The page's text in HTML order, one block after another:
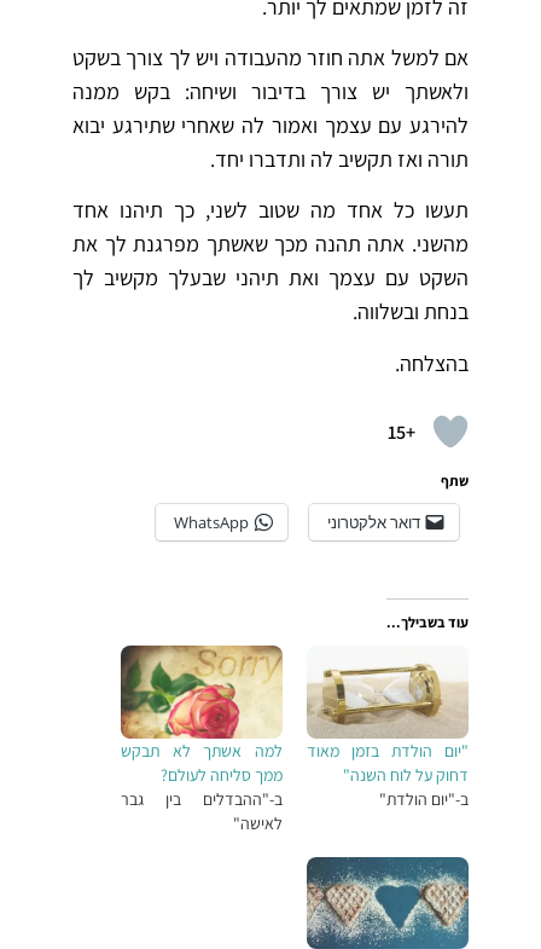
זה לזמן שמתאים לך יותר.
אם למשל אתה חוזר מהעבודה ויש לך צורך בשקט
ולאשתך יש צורך בדיבור ושיחה: בקש ממנה
להירגע עם עצמך ואמור לה שאחרי שתירגע יבוא
תורה ואז תקשיב לה ותדברו יחד.
תעשו כל אחד מה שטוב לשני, כך תיהנו אחד
מהשני. אתה תהנה מכך שאשתך מפרגנת לך את
השקט עם עצמך ואת תיהני שבעלך מקשיב לך
בנחת ובשלווה.
בהצלחה.
+15
שתף
דואר אלקטרוני WhatsApp
עוד בשבילך...
"יום הולדת בזמן מאוד
דחוק על לוח השנה"
ב-"יום הולדת"
למה אשתך לא תבקש
ממך סליחה לעולם?
ב-"ההבדלים בין גבר
לאישה"